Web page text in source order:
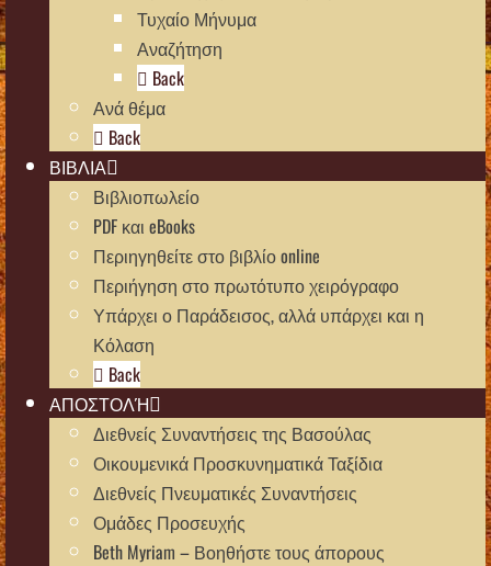
Τυχαίο Μήνυμα
Αναζήτηση
Back
Ανά θέμα
Back
ΒΙΒΛΙΑ
Βιβλιοπωλείο
PDF και eBooks
Περιηγηθείτε στο βιβλίο online
Περιήγηση στο πρωτότυπο χειρόγραφο
Υπάρχει ο Παράδεισος, αλλά υπάρχει και η
Κόλαση
Back
ΑΠΟΣΤΟΛΉ
Διεθνείς Συναντήσεις της Βασούλας
Οικουμενικά Προσκυνηματικά Ταξίδια
Διεθνείς Πνευματικές Συναντήσεις
Ομάδες Προσευχής
Beth Myriam – Βοηθήστε τους άπορους